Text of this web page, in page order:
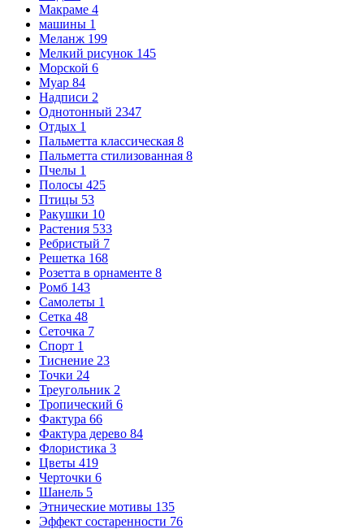
Макраме 4
машины 1
Меланж 199
Мелкий рисунок 145
Морской 6
Муар 84
Надписи 2
Однотонный 2347
Отдых 1
Пальметта классическая 8
Пальметта стилизованная 8
Пчелы 1
Полосы 425
Птицы 53
Ракушки 10
Растения 533
Ребристый 7
Решетка 168
Розетта в орнаменте 8
Ромб 143
Самолеты 1
Сетка 48
Сеточка 7
Спорт 1
Тиснение 23
Точки 24
Треугольник 2
Тропический 6
Фактура 66
Фактура дерево 84
Флористика 3
Цветы 419
Черточки 6
Шанель 5
Этнические мотивы 135
Эффект состаренности 76